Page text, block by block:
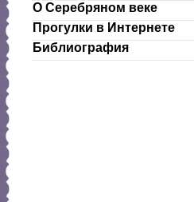
О Серебряном веке
Прогулки в Интернете
Библиография